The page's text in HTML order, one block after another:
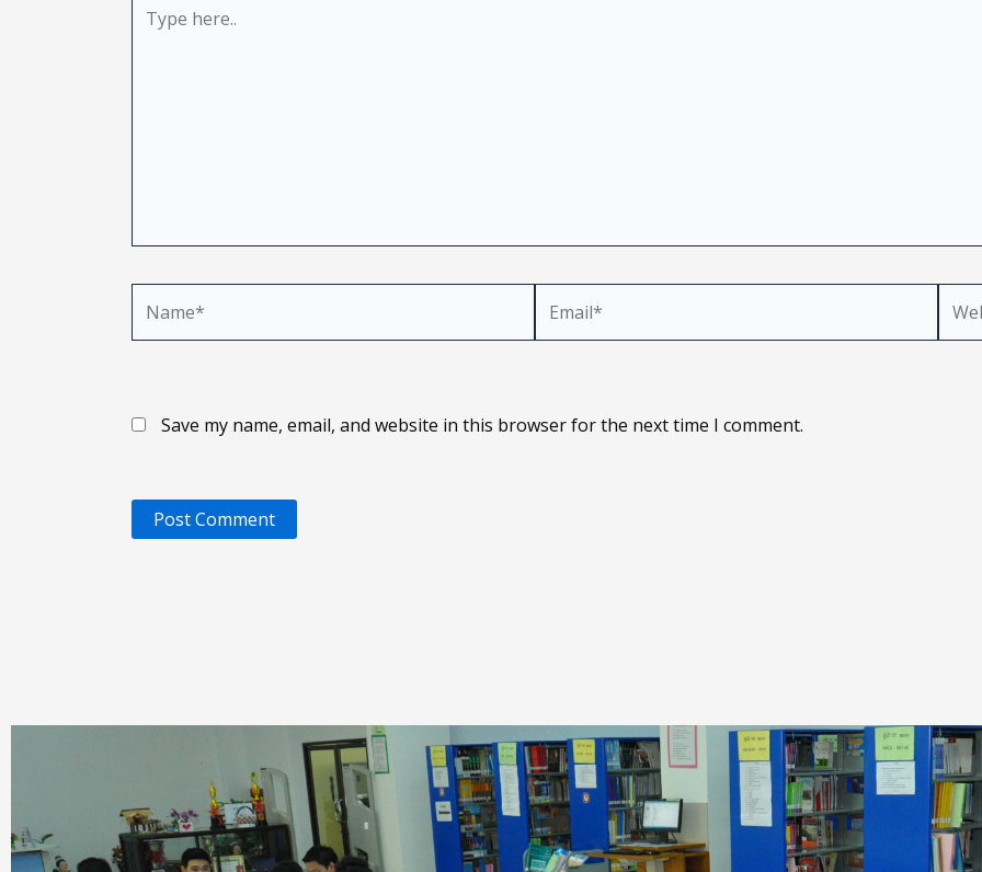
here..
Save my name, email, and website in this browser for the next time I comment.